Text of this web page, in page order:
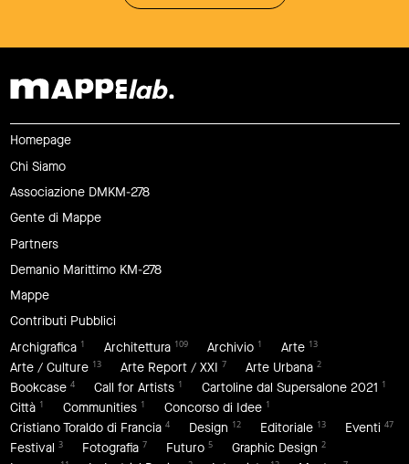
Homepage
Chi Siamo
Associazione DMKM-278
Gente di Mappe
Partners
Demanio Marittimo KM-278
Mappe
Contributi Pubblici
Archigrafica 1 Architettura 109 Archivio 1 Arte 13
Arte / Culture 13 Arte Report / XXI 7 Arte Urbana 2
Bookcase 4 Call for Artists 1 Cartoline dal Supersalone 2021 1
Città 1 Communities 1 Concorso di Idee 1
Cristiano Toraldo di Francia 4 Design 12 Editoriale 13 Eventi 47
Festival 3 Fotografia 7 Futuro 5 Graphic Design 2